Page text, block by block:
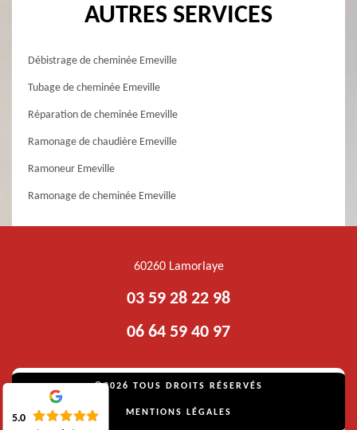
AUTRES SERVICES
Débistrage de cheminée Emeville
Tubage de cheminée Emeville
Réparation de cheminée Emeville
Ramonage de chaudière Emeville
Ramoneur Emeville
Ramonage de cheminée Emeville
60260 Lamorlaye
03 59 28 22 98
06 64 59 40 97
©2026 TOUS DROITS RÉSERVÉS
MENTIONS LÉGALES
5.0